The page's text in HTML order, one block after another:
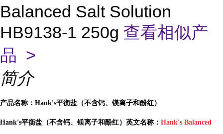
Balanced Salt Solution
HB9138-1 250g 查看相似产
品 >
简介
产品名称： Hank's平衡盐（不含钙、镁离子和酚红）
Hank's平衡盐（不含钙、镁离子和酚红）英文名称： Hank's Balanced